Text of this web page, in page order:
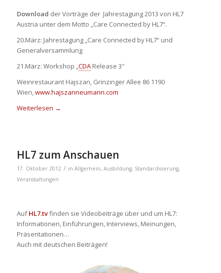
Download der Vorträge der Jahrestagung 2013 von HL7
Austria unter dem Motto „Care Connected by HL7“.
20.März: Jahrestagung „Care Connected by HL7“ und
Generalversammlung
21.März: Workshop „CDARelease 3″
Weinrestaurant Hajszan, Grinzinger Allee 86 1190
Wien,www.hajszanneumann.com
Weiterlesen →
HL7 zum Anschauen
17. Oktober 2012 / in Allgemein, Ausbildung, Standardisierung,
Veranstaltungen
AufHL7.tvfinden sie Videobeiträge über und um HL7:
Informationen, Einführungen, Interviews, Meinungen,
Präsentationen…
Auch mit deutschen Beiträgen!